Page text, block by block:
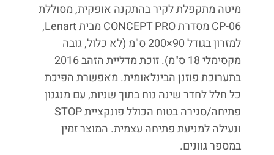
מיטה מתקפלת לקיר בהתקנה אופקית, מסוללת
CP-06 מסדרת CONCEPT PRO מבית Lenart,
למזרון בגודל 90×200 ס"מ (לא כלול, גובה
מקסימלי 18 ס"מ). זוכת מדליית הזהב 2016
בתערוכת פוזנן הבינלאומית. מאפשרת הפיכת
כל חלל לחדר שינה נוח בתוך שניות, עם מנגנון
פתיחה/סגירה בטוח הכולל פונקציית STOP
ונעילה למניעת פתיחה עצמית. המוצר זמין
במספר גוונים.